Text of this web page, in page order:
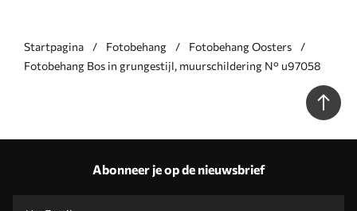
Startpagina Fotobehang
Fotobehang Oosters
Fotobehang Bos in grungestijl, muurschildering N° u97058
Abonneer je op de nieuwsbrief